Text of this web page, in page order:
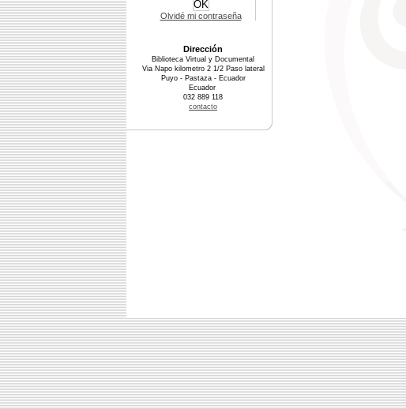
Olvidé mi contraseña
Dirección
Biblioteca Virtual y Documental
Via Napo kilometro 2 1/2 Paso lateral
Puyo - Pastaza - Ecuador
Ecuador
032 889 118
contacto